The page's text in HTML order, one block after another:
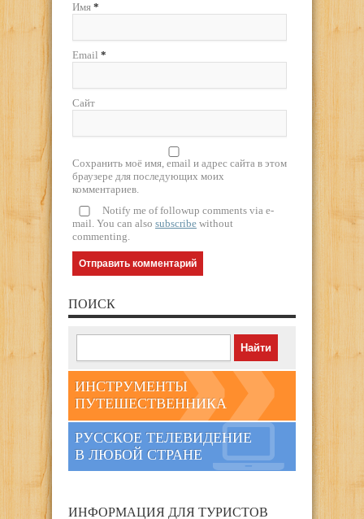
Имя *
Email *
Сайт
Сохранить моё имя, email и адрес сайта в этом
браузере для последующих моих
комментариев.
Notify me of followup comments via e-
mail. You can also subscribe without
commenting.
ПОИСК
ИНСТРУМЕНТЫ
ПУТЕШЕСТВЕННИКА
РУССКОЕ ТЕЛЕВИДЕНИЕ
В ЛЮБОЙ СТРАНЕ
ИНФОРМАЦИЯ ДЛЯ ТУРИСТОВ